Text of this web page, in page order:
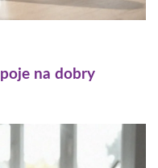
na dobry